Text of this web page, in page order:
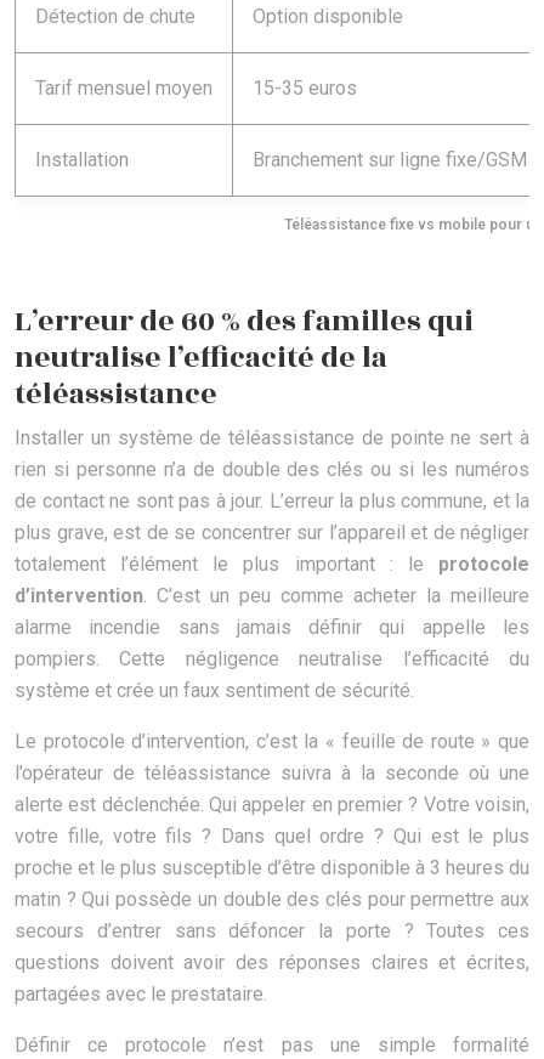
Téléassistance fixe vs mobile pour
Détection de chute Option disponible
Tarif mensuel moyen 15-35 euros
Installation Branchement sur ligne fixe/GSM
L’erreur de 60 % des familles qui
neutralise l’efficacité de la
téléassistance
Installer un système de téléassistance de pointe ne sert à
rien si personne n’a de double des clés ou si les numéros
de contact ne sont pas à jour. L’erreur la plus commune, et la
plus grave, est de se concentrer sur l’appareil et de négliger
totalement l’élément le plus important : le protocole
d’intervention. C’est un peu comme acheter la meilleure
alarme incendie sans jamais définir qui appelle les
pompiers. Cette négligence neutralise l’efficacité du
système et crée un faux sentiment de sécurité.
Le protocole d’intervention, c’est la « feuille de route » que
l’opérateur de téléassistance suivra à la seconde où une
alerte est déclenchée. Qui appeler en premier ? Votre voisin,
votre fille, votre fils ? Dans quel ordre ? Qui est le plus
proche et le plus susceptible d’être disponible à 3 heures du
matin ? Qui possède un double des clés pour permettre aux
secours d’entrer sans défoncer la porte ? Toutes ces
questions doivent avoir des réponses claires et écrites,
partagées avec le prestataire.
Définir ce protocole n’est pas une simple formalité